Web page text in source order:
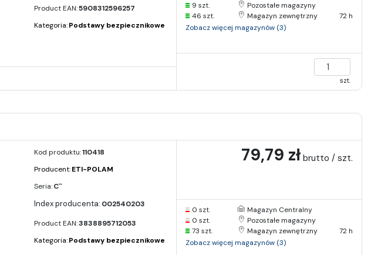
Product EAN:5908312596257
Kategoria: Podstawy bezpiecznikowe
9 szt.
Pozostałe magazyny
46 szt.
Magazyn zewnętrzny
72 h
Zobacz więcej magazynów (3)
szt.
Kod produktu:110418
Producent: ETI-POLAM
Seria: C``
002540203
Product EAN:3838895712053
Kategoria: Podstawy bezpiecznikowe
79,79 zł brutto / szt.
0 szt.
Magazyn Centralny
0 szt.
Pozostałe magazyny
73 szt.
Magazyn zewnętrzny
72 h
Zobacz więcej magazynów (3)